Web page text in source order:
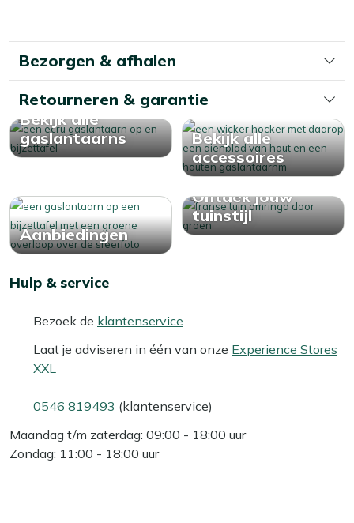
pagina
Bezorgen & afhalen
Retourneren & garantie
Bekijk alle
gaslantaarns
Bekijk alle
accessoires
Aanbiedingen
Ontdek jouw
tuinstijl
Hulp & service
Bezoek de klantenservice
Laat je adviseren in één van onze Experience Stores
XXL
0546 819493 (klantenservice)
Maandag t/m zaterdag: 09:00 - 18:00 uur
Zondag: 11:00 - 18:00 uur